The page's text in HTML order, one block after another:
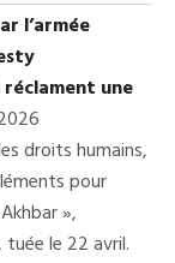
l’armée
une
droits humains,
pour
»,
le 22 avril.